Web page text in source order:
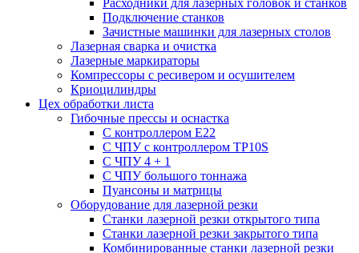
Расходники для лазерных головок и станков
Подключение станков
Зачистные машинки для лазерных столов
Лазерная сварка и очистка
Лазерные маркираторы
Компрессоры с ресивером и осушителем
Криоцилиндры
Цех обработки листа
Гибочные прессы и оснастка
С контроллером E22
С ЧПУ с контроллером TP10S
С ЧПУ 4 + 1
С ЧПУ большого тоннажа
Пуансоны и матрицы
Оборудование для лазерной резки
Станки лазерной резки открытого типа
Станки лазерной резки закрытого типа
Комбинированные станки лазерной резки